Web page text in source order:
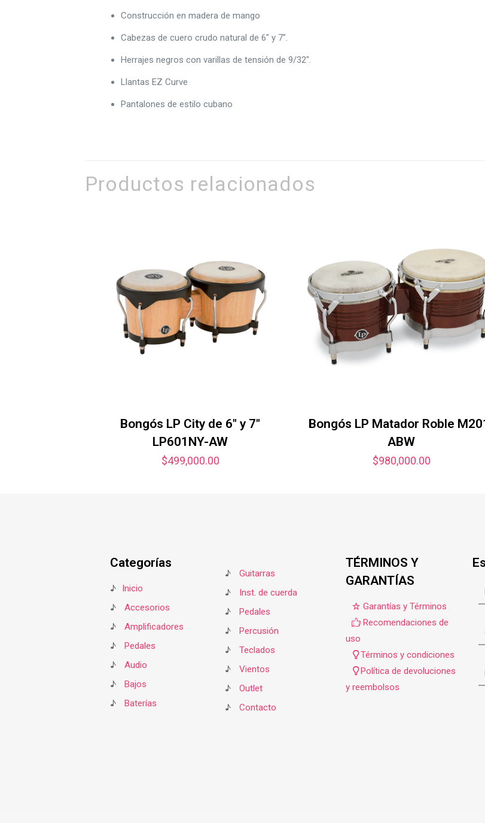
Construcción en madera de mango
Cabezas de cuero crudo natural de 6″ y 7″.
Herrajes negros con varillas de tensión de 9/32″.
Llantas EZ Curve
Pantalones de estilo cubano
Productos relacionados
Bongós LP City de 6″ y 7″
LP601NY-AW
$499,000.00
Bongós LP Matador Roble
ABW
$980,000.00
Categorías
♪
Inicio
♪
Accesorios
♪
Amplificadores
♪
Pedales
♪
Audio
♪
Bajos
♪
Baterías
♪
Guitarras
♪
Inst. de cuerda
♪
Pedales
♪
Percusión
♪
Teclados
♪
Vientos
♪
Outlet
♪
Contacto
TÉRMINOS Y
GARANTÍAS
Garantías y Términos
Recomendaciones de
uso
Términos y condiciones
Política de devoluciones
y reembolsos